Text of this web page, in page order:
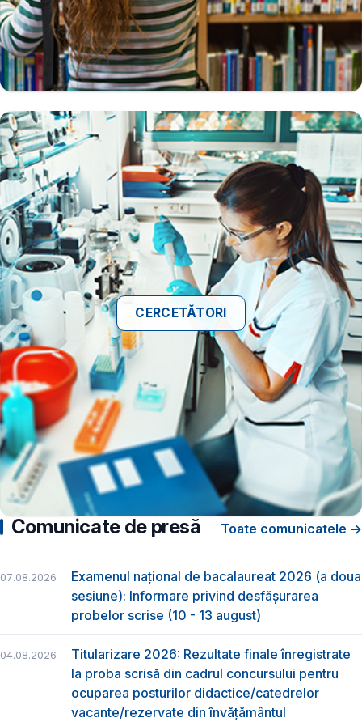
CERCETĂTORI
Comunicate de presă Toate comunicatele →
07.08.2026
Examenul național de bacalaureat 2026 (a doua
sesiune): Informare privind desfășurarea
probelor scrise (10 - 13 august)
04.08.2026
Titularizare 2026: Rezultate finale înregistrate
la proba scrisă din cadrul concursului pentru
ocuparea posturilor didactice/catedrelor
vacante/rezervate din învăţământul